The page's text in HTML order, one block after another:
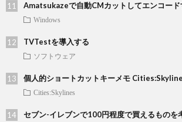
Amatsukazeで自動CMカットしてエンコード
Windows
TVTestを導入する
ソフトウェア
個人的ショートカットキーメモ
Cities:Skylines
セブン-イレブンで100円程度で買えるものを